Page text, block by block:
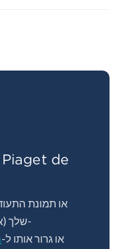
de
שלך (או צלם את כרטיס הזיהוי שלך) ל-
או גרור אותו ל-